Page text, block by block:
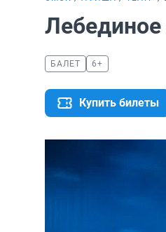
Лебединое
БАЛЕТ 6+
Купить билеты